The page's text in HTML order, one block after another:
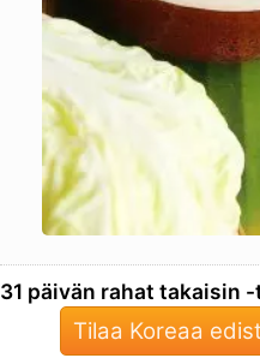
31 päivän rahat takaisin
Tilaa Koreaa